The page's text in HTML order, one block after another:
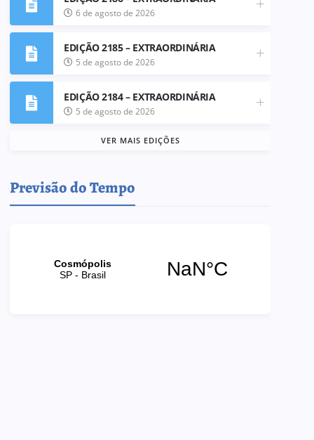
6 de agosto de 2026
EDIÇÃO 2185 – EXTRAORDINÁRIA
5 de agosto de 2026
EDIÇÃO 2184 – EXTRAORDINÁRIA
5 de agosto de 2026
VER MAIS EDIÇÕES
Previsão do Tempo